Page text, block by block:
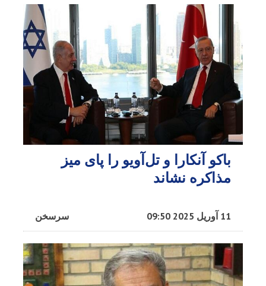
باکو آنکارا و تل‌آویو را پای میز
مذاکره نشاند
سرسخن 11 آوریل 2025 09:50